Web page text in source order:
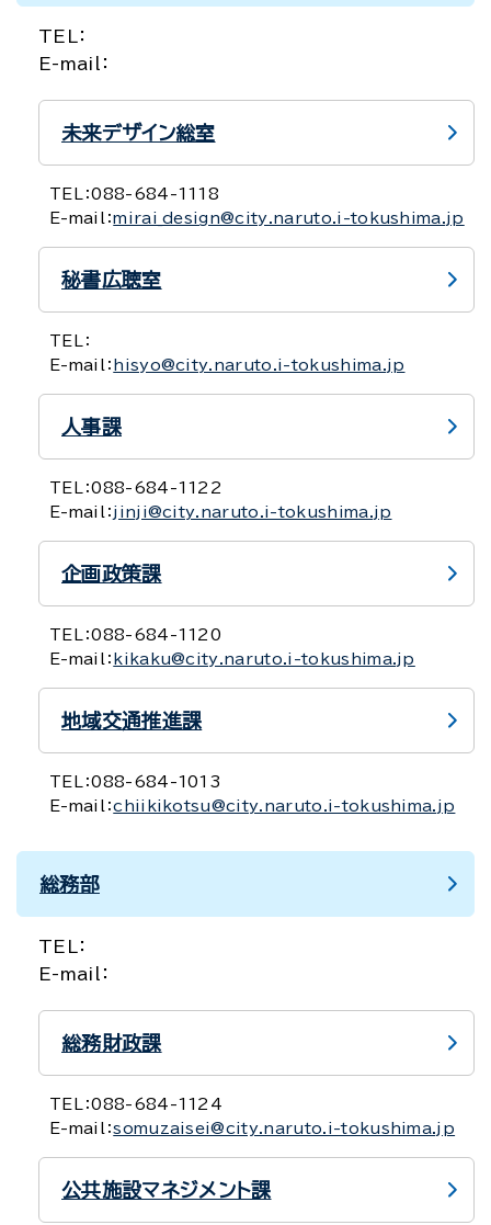
TEL：
E-mail：
未来デザイン総室
TEL：088-684-1118
E-mail：mirai_design@city.naruto.i-tokushima.jp
秘書広聴室
TEL：
E-mail： hisyo@city.naruto.i-tokushima.jp
人事課
TEL：088-684-1122
E-mail： jinji@city.naruto.i-tokushima.jp
企画政策課
TEL：088-684-1120
E-mail： kikaku@city.naruto.i-tokushima.jp
地域交通推進課
TEL：088-684-1013
E-mail：chiikikotsu@city.naruto.i-tokushima.jp
総務部
TEL：
E-mail：
総務財政課
TEL：088-684-1124
E-mail：somuzaisei@city.naruto.i-tokushima.jp
公共施設マネジメント課